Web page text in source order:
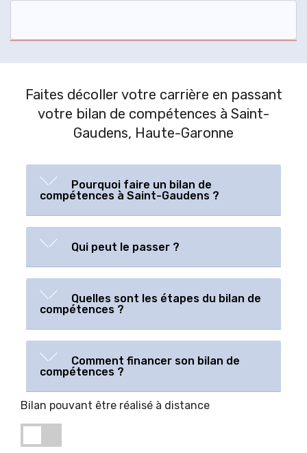
Faites décoller votre carrière en passant
votre bilan de compétences à Saint-
Gaudens, Haute-Garonne
Pourquoi faire un bilan de
compétences à Saint-Gaudens ?
Qui peut le passer ?
Quelles sont les étapes du bilan de
compétences ?
Comment financer son bilan de
compétences ?
Bilan pouvant être réalisé à distance